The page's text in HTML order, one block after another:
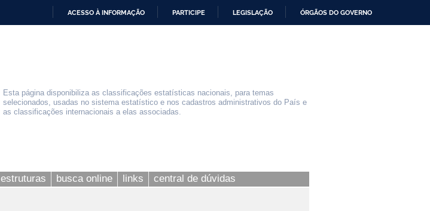
ACESSO À INFORMAÇÃO PARTICIPE LEGISLAÇÃO ÓRGÃOS DO GOVERNO
Esta página disponibiliza as classificações estatísticas nacionais, para temas
selecionados, usadas no sistema estatístico e nos cadastros administrativos do País e
as classificações internacionais a elas associadas.
estruturas busca online links central de dúvidas